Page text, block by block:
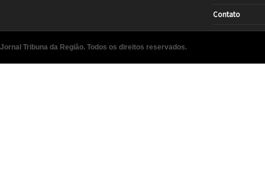
Contato
Jornal Tribuna da Região. Todos os direitos reservados.